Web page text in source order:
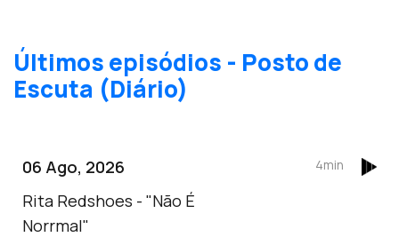
Últimos episódios - Posto de
Escuta (Diário)
06 Ago, 2026
Rita Redshoes - "Não É
Norrmal"
4min